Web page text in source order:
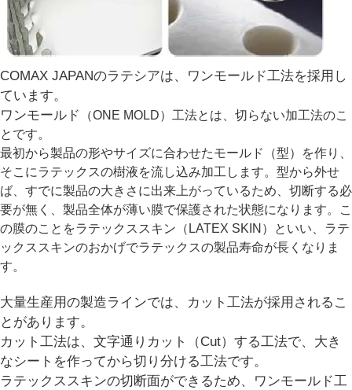
COMAX JAPANのラテシアは、ワンモールド工法を採用し
ています。
ワンモールド
（ONE MOLD）工法とは、切らない加工法のこ
とです。
最初から製品の形やサイズに合わせたモールド（型）を作り、
そこにラテックスの樹液を流し込み加工します。型から外せ
ば、すでに製品の大きさに出来上がっているため、切断する必
要が無く、製品全体が薄い膜で保護された状態になります。こ
の膜のことをラテックススキン（LATEX SKIN）といい、ラテ
ックススキンのおかげでラテックスの製品寿命が長くなりま
す。
大量生産用の製造ラインでは、カット工法が採用されるこ
とがあります。
カット工法は、文字通りカット（Cut）する工法で、大き
なシートを作ってから切り分ける工法です。
ラテックススキンの切断面ができるため、ワンモールド工